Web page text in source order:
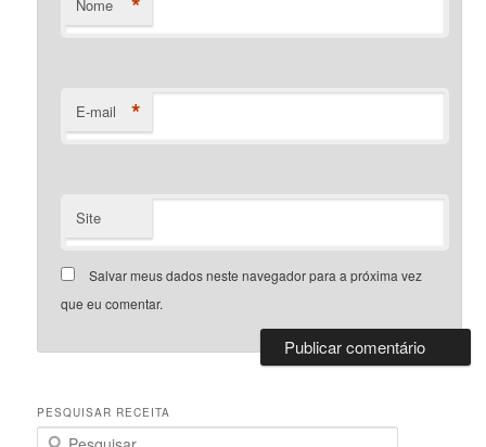
Nome
E-mail *
Site
Salvar meus dados neste navegador para a próxima vez
que eu comentar.
PESQUISAR RECEITA